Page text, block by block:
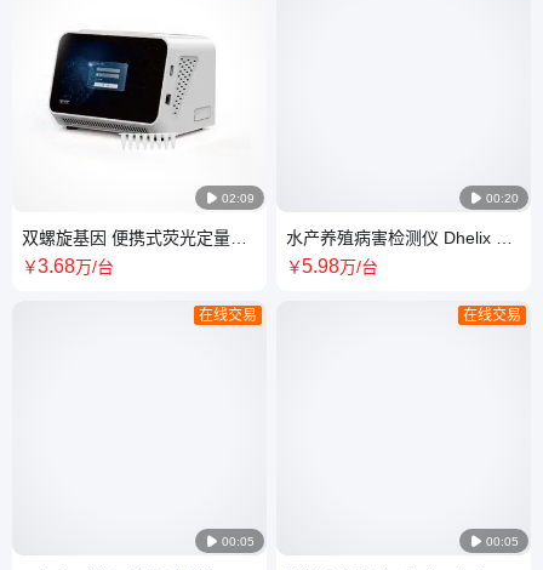
 02:09
双螺旋基因 便携式荧光定量
PCR仪 水产病害检测仪器
￥3.68万/台
 00:05
在线交易
 00:20
水产养殖病害检测仪 Dhelix Q8
实时荧光定量PCR仪 操作方便
￥5.98万/台
 00:05
在线交易